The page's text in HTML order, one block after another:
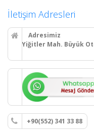
İletişim Adresleri
Adresimiz
Yiğitler Mah. Büyük
+90(552) 341 33 88